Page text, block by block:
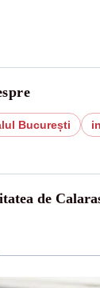
București
de